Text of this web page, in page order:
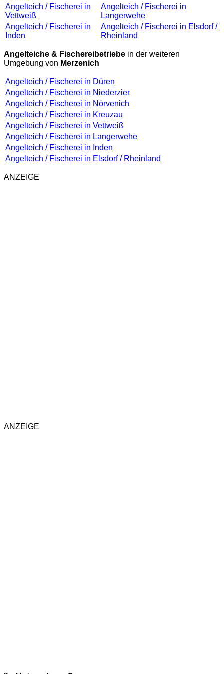
Angelteich / Fischerei in
Vettweiß
Angelteich / Fischerei in
Langerwehe
Angelteich / Fischerei in
Inden
Angelteich / Fischerei in Elsdorf /
Rheinland
Angelteiche & Fischereibetriebe in der weiteren
Umgebung von Merzenich
Angelteich / Fischerei in Düren
Angelteich / Fischerei in Niederzier
Angelteich / Fischerei in Nörvenich
Angelteich / Fischerei in Kreuzau
Angelteich / Fischerei in Vettweiß
Angelteich / Fischerei in Langerwehe
Angelteich / Fischerei in Inden
Angelteich / Fischerei in Elsdorf / Rheinland
ANZEIGE
ANZEIGE